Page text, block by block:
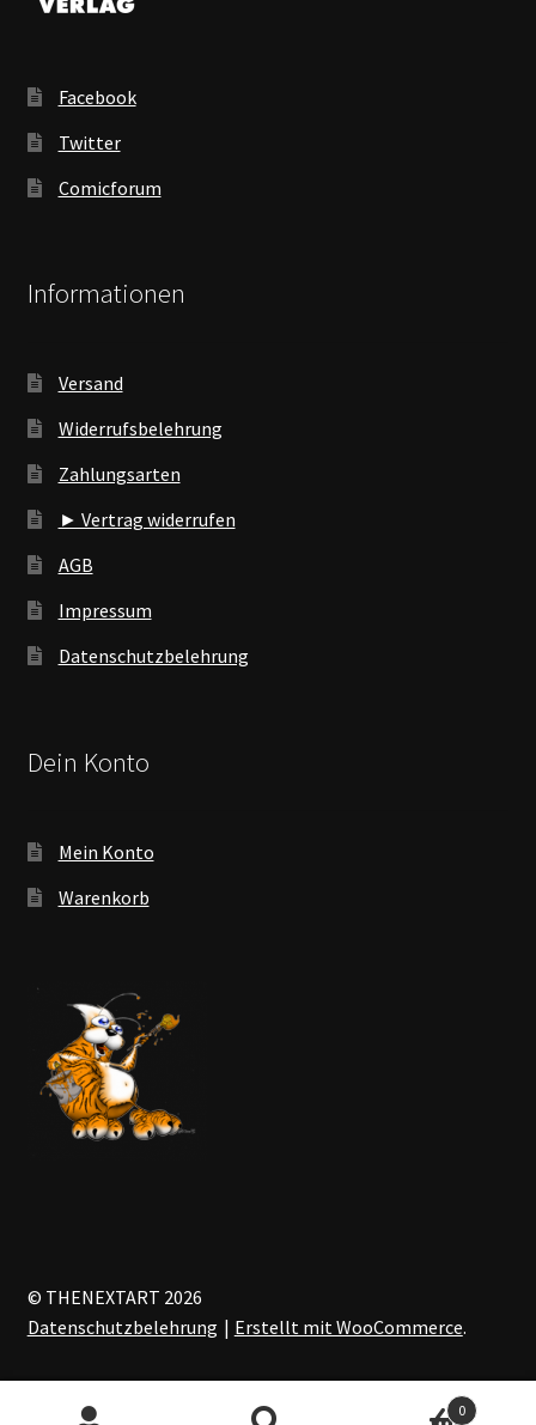
Facebook
Twitter
Comicforum
Informationen
Versand
Widerrufsbelehrung
Zahlungsarten
► Vertrag widerrufen
AGB
Impressum
Datenschutzbelehrung
Dein Konto
Mein Konto
Warenkorb
© THENEXTART 2026
Datenschutzbelehrung
Erstellt mit WooCommerce.
0